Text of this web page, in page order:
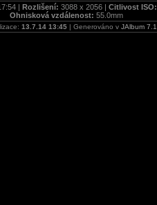
| Rozlišení: 3088 x 2056 | Citlivost ISO:
Ohnisková vzdálenost: 55.0mm
13.7.14 13:45| Generováno v JAlbum 7.1